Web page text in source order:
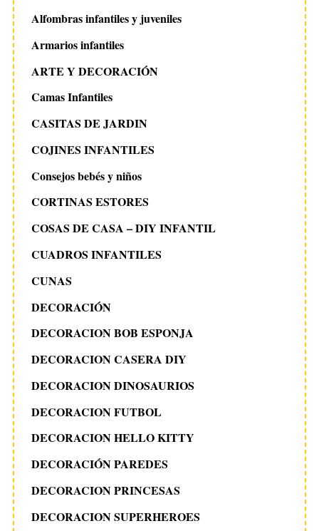
Alfombras infantiles y juveniles
Armarios infantiles
ARTE Y DECORACIÓN
Camas Infantiles
CASITAS DE JARDIN
COJINES INFANTILES
Consejos bebés y niños
CORTINAS ESTORES
COSAS DE CASA – DIY INFANTIL
CUADROS INFANTILES
CUNAS
DECORACIÓN
DECORACION BOB ESPONJA
DECORACION CASERA DIY
DECORACION DINOSAURIOS
DECORACION FUTBOL
DECORACION HELLO KITTY
DECORACIÓN PAREDES
DECORACION PRINCESAS
DECORACION SUPERHEROES